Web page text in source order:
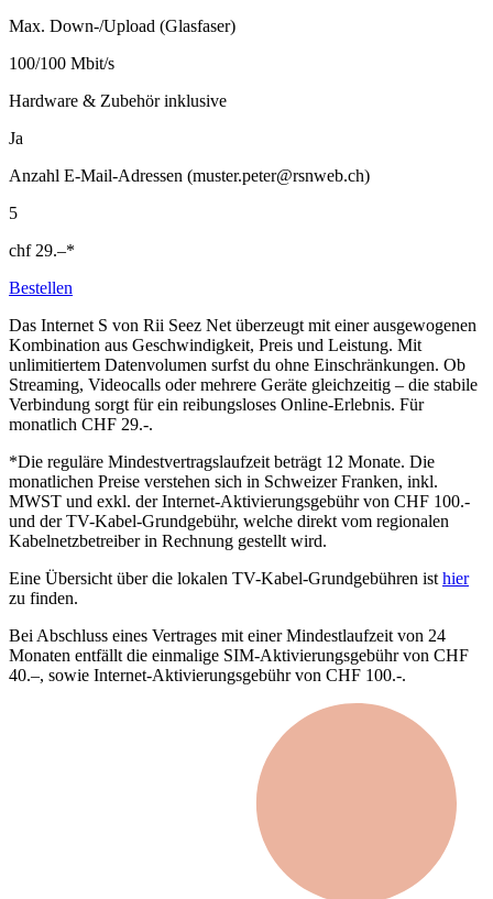
Max. Down-/Upload (Glasfaser)
100/100 Mbit/s
Hardware & Zubehör inklusive
Ja
Anzahl E-Mail-Adressen (muster.peter@rsnweb.ch)
5
chf 29.–*
Bestellen
Das Internet S von Rii Seez Net überzeugt mit einer ausgewogenen
Kombination aus Geschwindigkeit, Preis und Leistung. Mit
unlimitiertem Datenvolumen surfst du ohne Einschränkungen. Ob
Streaming, Videocalls oder mehrere Geräte gleichzeitig – die stabile
Verbindung sorgt für ein reibungsloses Online-Erlebnis. Für
monatlich CHF 29.-.
*Die reguläre Mindestvertragslaufzeit beträgt 12 Monate. Die
monatlichen Preise verstehen sich in Schweizer Franken, inkl.
MWST und exkl. der Internet-Aktivierungsgebühr von CHF 100.-
und der TV-Kabel-Grundgebühr, welche direkt vom regionalen
Kabelnetzbetreiber in Rechnung gestellt wird.
Eine Übersicht über die lokalen TV-Kabel-Grundgebühren ist hier
zu finden.
Bei Abschluss eines Vertrages mit einer Mindestlaufzeit von 24
Monaten entfällt die einmalige SIM-Aktivierungsgebühr von CHF
40.–, sowie Internet-Aktivierungsgebühr von CHF 100.-.